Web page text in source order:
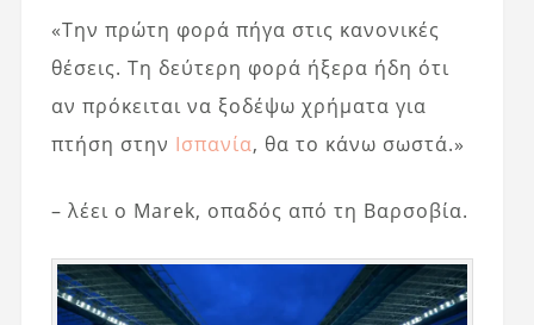
«Την πρώτη φορά πήγα στις κανονικές
θέσεις. Τη δεύτερη φορά ήξερα ήδη ότι
αν πρόκειται να ξοδέψω χρήματα για
πτήση στην Ισπανία, θα το κάνω σωστά.»
– λέει ο Marek, οπαδός από τη Βαρσοβία.